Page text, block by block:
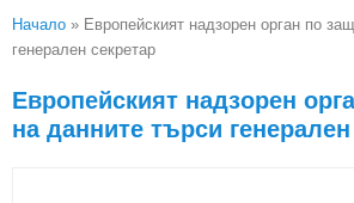
Вие сте тук
Начало » Европейският надзорен орган по
генерален секретар
Европейският надзорен
на данните търси генерален